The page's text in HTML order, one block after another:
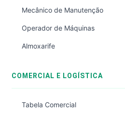
Mecânico de Manutenção
Operador de Máquinas
Almoxarife
COMERCIAL E LOGÍSTICA
Tabela Comercial